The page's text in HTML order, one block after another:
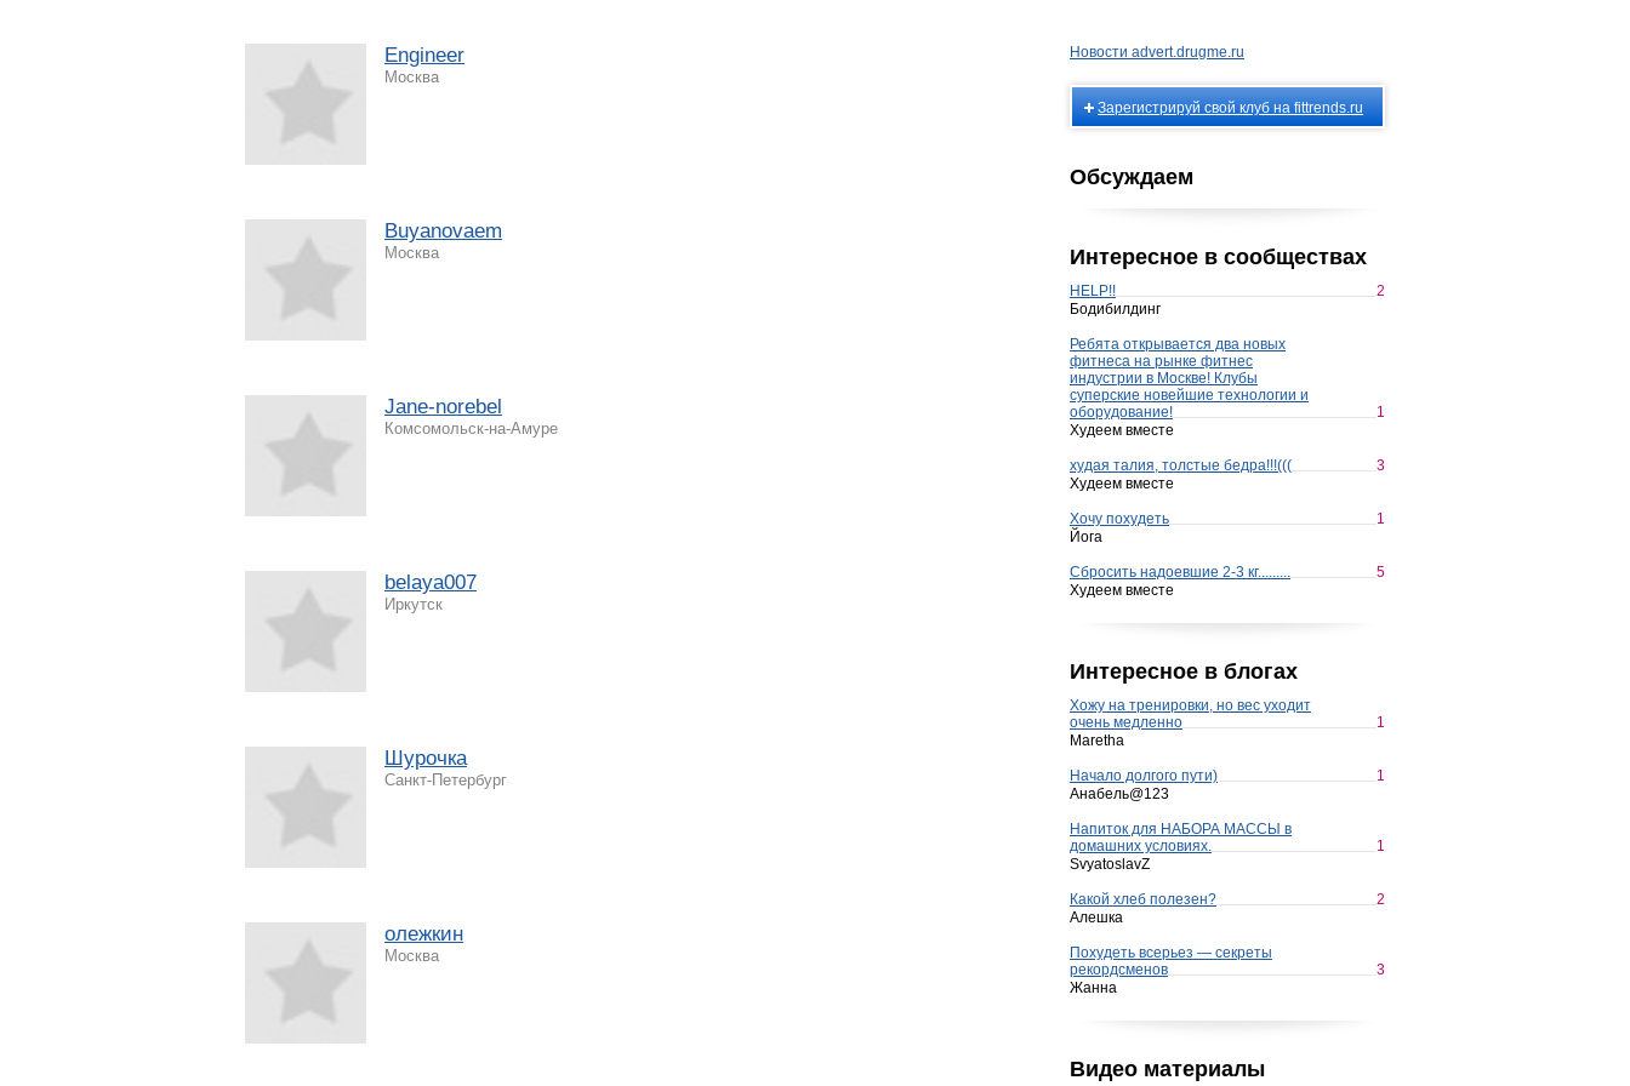
Engineer
Москва
Buyanovaem
Москва
Jane-norebel
Комсомольск-на-Амуре
belaya007
Иркутск
Шурочка
Санкт-Петербург
олежкин
Москва
Новости advert.drugme.ru
Зарегистрируй свой клуб на fittrends.ru
Обсуждаем
Интересное в сообществах
HELP!!
2
Бодибилдинг
Ребята открывается два новых
фитнеса на рынке фитнес
индустрии в Москве! Клубы
суперские новейшие технологии и
оборудование!
1
Худеем вместе
худая талия, толстые бедра!!!(((
3
Худеем вместе
Хочу похудеть
1
Йога
Сбросить надоевшие 2-3 кг.........
5
Худеем вместе
Интересное в блогах
Хожу на тренировки, но вес уходит
очень медленно
1
Maretha
Начало долгого пути)
1
Анабель@123
Напиток для НАБОРА МАССЫ в
домашних условиях.
1
SvyatoslavZ
Какой хлеб полезен?
2
Алешка
Похудеть всерьез — секреты
рекордсменов
3
Жанна
Видео материалы